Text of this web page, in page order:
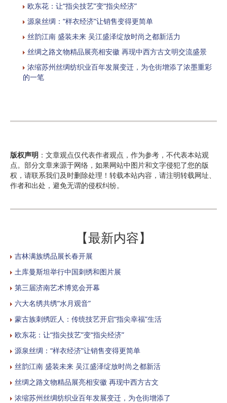
欧东花：让“指尖技艺”变“指尖经济”
源泉丝绸：“样衣经济”让销售变得更简单
丝韵江南 盛装未来 吴江盛泽绽放时尚之都新活力
丝绸之路文物精品展亮相安徽 再现中西方古文明交流盛景
浓缩苏州丝绸纺织业百年发展变迁，为仓街增添了浓墨重彩
的一笔
版权声明 ：文章观点仅代表作者观点，作为参考，不代表本站观
点。部分文章来源于网络，如果网站中图片和文字侵犯了您的版
权，请联系我们及时删除处理！转载本站内容，请注明转载网址、
作者和出处，避免无谓的侵权纠纷。
【最新内容】
吉林满族绣品展长春开展
土库曼斯坦举行中国刺绣和图片展
第三届济南艺术博览会开幕
六大名绣共绣“水月观音”
蒙古族刺绣匠人：传统技艺开启“指尖幸福”生活
欧东花：让“指尖技艺”变“指尖经济”
源泉丝绸：“样衣经济”让销售变得更简单
丝韵江南 盛装未来 吴江盛泽绽放时尚之都新活
丝绸之路文物精品展亮相安徽 再现中西方古文
浓缩苏州丝绸纺织业百年发展变迁，为仓街增添了